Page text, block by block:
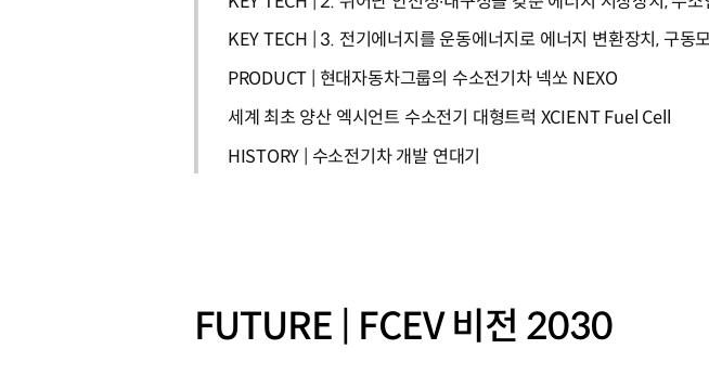
KEY TECH | 3. 전기에너지를 운동에너지로 에너지 변환장치, 구동
PRODUCT | 현대자동차그룹의 수소전기차 넥쏘 NEXO
세계 최초 양산 엑시언트 수소전기 대형트럭 XCIENT Fuel Cell
HISTORY | 수소전기차 개발 연대기
FUTURE | FCEV 비전 2030